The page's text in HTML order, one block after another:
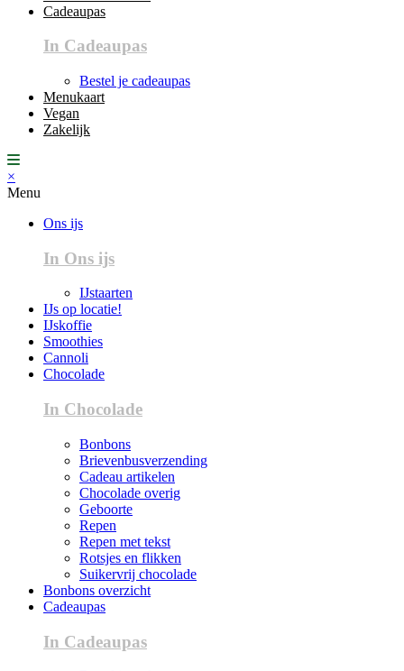
Cadeaupas
In Cadeaupas
Bestel je cadeaupas
Menukaart
Vegan
Zakelijk
×
Menu
Ons ijs
In Ons ijs
IJstaarten
IJs op locatie!
IJskoffie
Smoothies
Cannoli
Chocolade
In Chocolade
Bonbons
Brievenbusverzending
Cadeau artikelen
Chocolade overig
Geboorte
Repen
Repen met tekst
Rotsjes en flikken
Suikervrij chocolade
Bonbons overzicht
Cadeaupas
In Cadeaupas